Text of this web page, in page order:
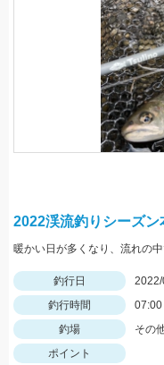
2022渓流釣りシーズン
釣行日
釣行時間
釣場
その
ポイント